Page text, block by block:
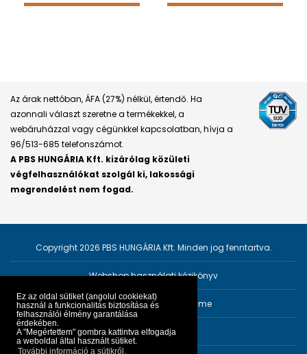
Ez az oldal sütiket (angolul cookiekat)
használ a funkcionalitás biztosítása és
felhasználói élmény garantálása
érdekében.
A "Megértettem" gombra kattintva elfogadja
a weboldal által használt sütiket.
További információ a sütikről.
Az árak nettóban, ÁFA (27%) nélkül, értendő. Ha
azonnali választ szeretne a termékekkel, a
webáruházzal vagy cégünkkel kapcsolatban, hívja a
96/513-685 telefonszámot.
A PBS HUNGÁRIA Kft. kizárólag közületi
végfelhasználókat szolgál ki, lakossági
megrendelést nem fogad.
Copyright 2026 PBS HUNGÁRIA Kft. Minden jog fenntartva.
Webshop használati kézikönyv
Személyes adatok védelme
Impresszum